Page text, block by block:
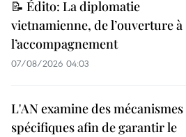
📝 Édito: La diplomatie
vietnamienne, de l’ouverture à
l’accompagnement
07/08/2026 04:03
L'AN examine des mécanismes
spécifiques afin de garantir le